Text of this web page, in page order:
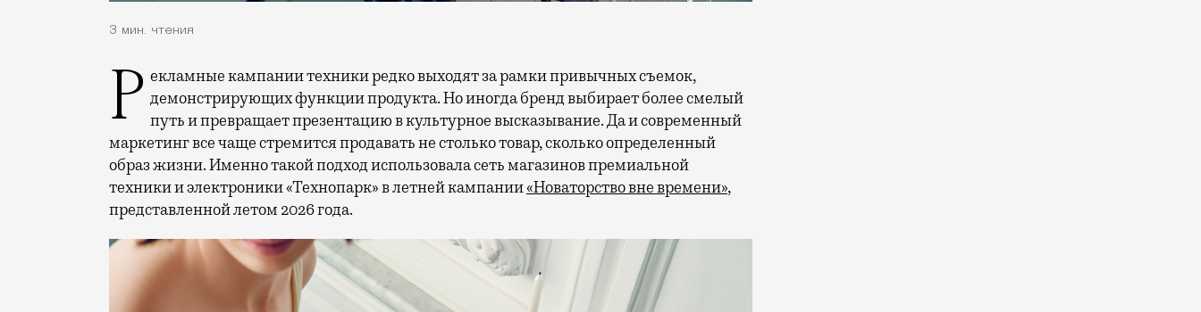
3 мин. чтения
Рекламные кампании техники редко выходят за рамки привычных съемок, демонстрирующих функции продукта. Но иногда бренд выбирает более смелый
путь и превращает презентацию в культурное высказывание. Да и современный
маркетинг все чаще стремится продавать не столько товар, сколько определенный
образ жизни. Именно такой подход использовала сеть магазинов премиальной
техники и электроники «Технопарк» в летней кампании«Новаторство вне времени»,
представленной летом 2026 года.